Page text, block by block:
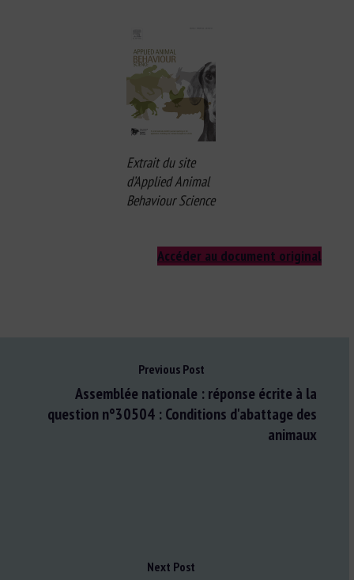
Extrait du site
d’Applied Animal
Behaviour Science
Accéder au document original
Previous Post
Assemblée nationale : réponse écrite à la
question n°30504 : Conditions d'abattage des
animaux
Next Post